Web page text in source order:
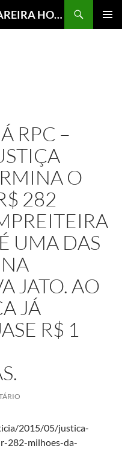
15 ANOS – SERRA DA CANTAREIRA HOJE E COTIDIANO DO BRASIL E DO MUNDO
RPC –
O
282
UMA DAS
JATO. AO
JÁ
R$ 1
2015/05/justica-
282-milhoes-da-